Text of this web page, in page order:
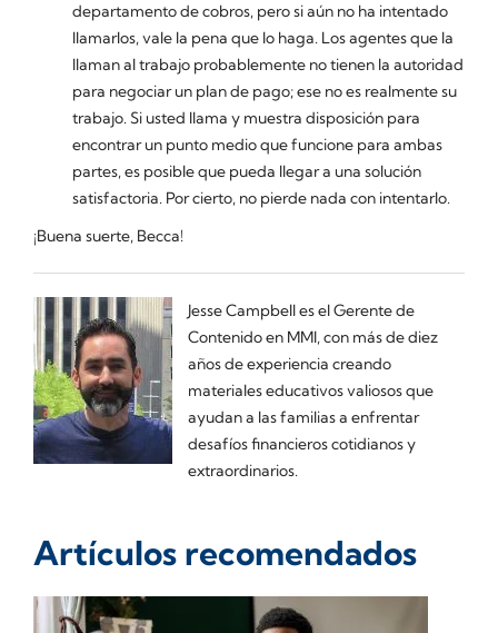
departamento de cobros, pero si aún no ha intentado
llamarlos, vale la pena que lo haga. Los agentes que la
llaman al trabajo probablemente no tienen la autoridad
para negociar un plan de pago; ese no es realmente su
trabajo. Si usted llama y muestra disposición para
encontrar un punto medio que funcione para ambas
partes, es posible que pueda llegar a una solución
satisfactoria. Por cierto, no pierde nada con intentarlo.
¡Buena suerte, Becca!
Jesse Campbell es el Gerente de
Contenido en MMI, con más de diez
años de experiencia creando
materiales educativos valiosos que
ayudan a las familias a enfrentar
desafíos financieros cotidianos y
extraordinarios.
Artículos recomendados